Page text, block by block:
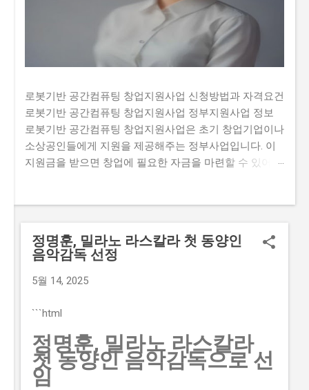
로봇기반 공간컴퓨팅 창업지원사업 신청방법과 자격요건
로봇기반 공간컴퓨팅 창업지원사업 정부지원사업 정보
로봇기반 공간컴퓨팅 창업지원사업은 초기 창업기업이나
소상공인들에게 지원을 제공해주는 정부사업입니다. 이
지원금을 받으면 창업에 필요한 자금을 마련할 수 있어
경우도 있습니다. 그렇기 때문에 이 글에서는 로봇기반 공
간컴퓨팅 창업지원사업의 신청방법과 자격요건, 지원 내
용, 실제 혜택 등에 대해서 자세히 설명하고자 합니다. 많
는 과정이 너무 복잡하고 어려워서 포기하는 경우가 있습
금을 마련할 수 있어 창업에 큰 도움이 됩니다. 그렇기 때
문에 이 글에서는 실제로 지원금을 받은 사람들의 후기와
합격한 사람들의 공통점도 설명하고자 합니다. 이 글에서
정명훈, 밀라노 라스칼라 첫 동양인
음악감독 선정
5월 14, 2025
```html
정명훈, 밀라노 라스칼라
첫 동양인 음악감독으로 선
임